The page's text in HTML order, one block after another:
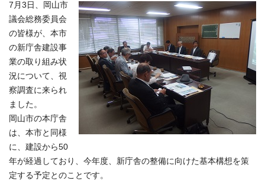
7月3日、岡山市
議会総務委員会
の皆様が、本市
の新庁舎建設事
業の取り組み状
況について、視
察調査に来られ
ました。
岡山市の本庁舎
は、本市と同様
に、建設から50
年が経過しており、今年度、新庁舎の整備に向けた基本構想を策
定する予定とのことです。